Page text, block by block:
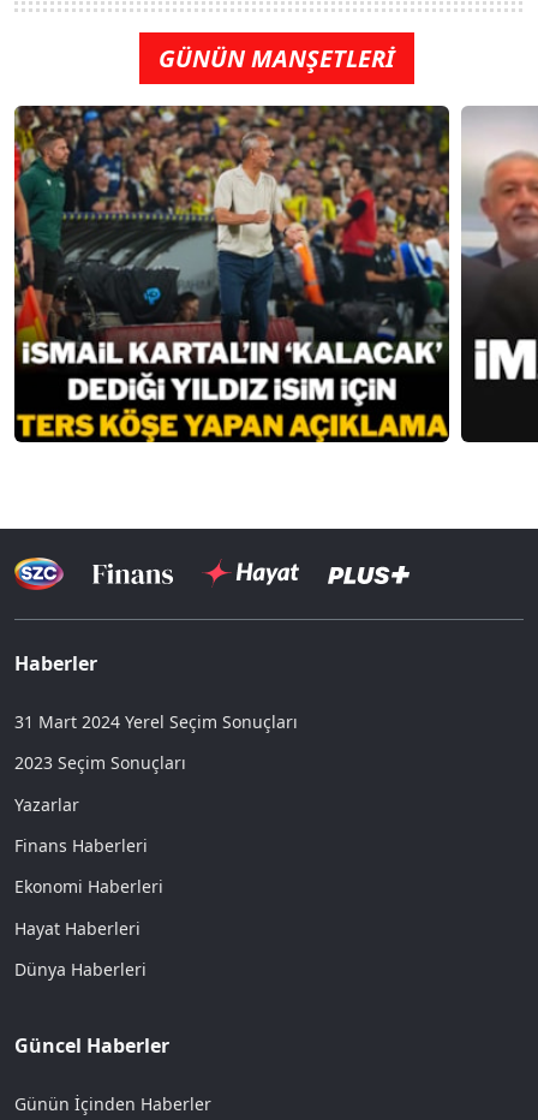
GÜNÜN MANŞETLERİ
Haberler
31 Mart 2024 Yerel Seçim Sonuçları
2023 Seçim Sonuçları
Yazarlar
Finans Haberleri
Ekonomi Haberleri
Hayat Haberleri
Dünya Haberleri
Güncel Haberler
Günün İçinden Haberler